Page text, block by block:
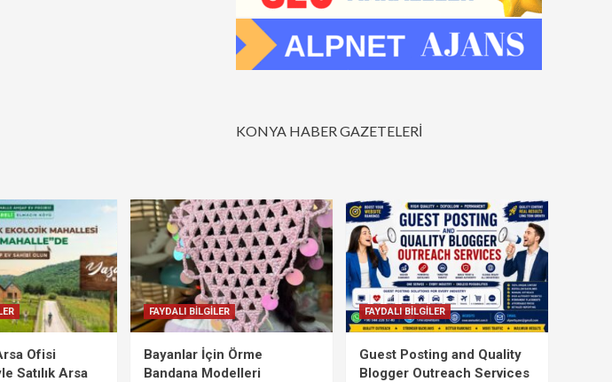
KONYA HABER GAZETELERİ
Ofisi
Satılık Arsa
FAYDALI BİLGİLER
Bayanlar İçin Örme
Bandana Modelleri
FAYDALI BİLGİLER
Guest Posting and Quality
Blogger Outreach Services